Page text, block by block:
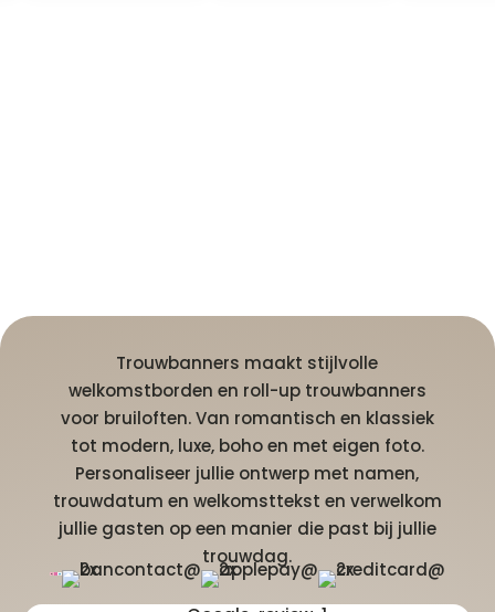
Trouwbanners maakt stijlvolle
welkomstborden en roll-up trouwbanners
voor bruiloften. Van romantisch en klassiek
tot modern, luxe, boho en met eigen foto.
Personaliseer jullie ontwerp met namen,
trouwdatum en welkomsttekst en verwelkom
jullie gasten op een manier die past bij jullie
trouwdag.